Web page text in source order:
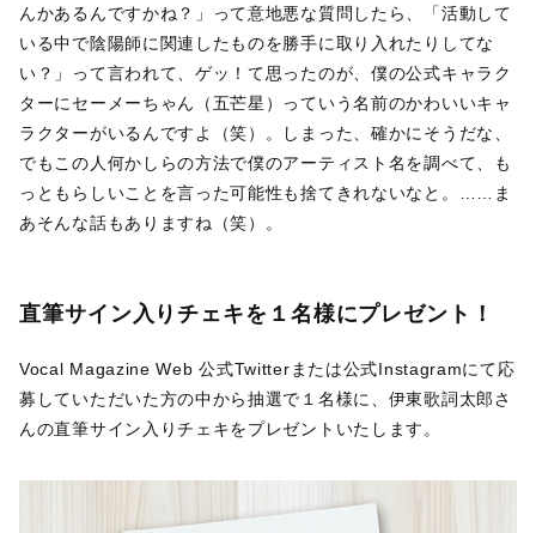
んかあるんですかね？」って意地悪な質問したら、「活動して
いる中で陰陽師に関連したものを勝手に取り入れたりしてな
い？」って言われて、ゲッ！て思ったのが、僕の公式キャラク
ターにセーメーちゃん（五芒星）っていう名前のかわいいキャ
ラクターがいるんですよ（笑）。しまった、確かにそうだな、
でもこの人何かしらの方法で僕のアーティスト名を調べて、も
っともらしいことを言った可能性も捨てきれないなと。……ま
あそんな話もありますね（笑）。
直筆サイン入りチェキを１名様にプレゼント！
Vocal Magazine Web 公式Twitterまたは公式Instagramにて応
募していただいた方の中から抽選で１名様に、伊東歌詞太郎さ
んの直筆サイン入りチェキをプレゼントいたします。